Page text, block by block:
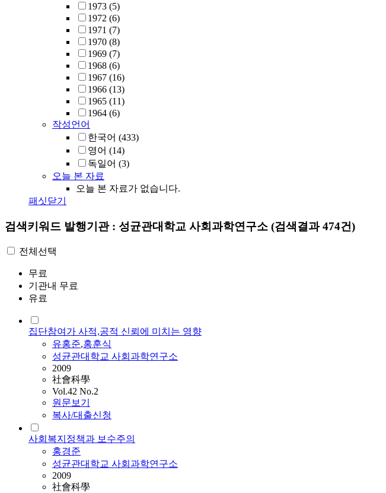
1973 (5)
1972 (6)
1971 (7)
1970 (8)
1969 (7)
1968 (6)
1967 (16)
1966 (13)
1965 (11)
1964 (6)
작성언어
한국어 (433)
영어 (14)
독일어 (3)
오늘 본 자료
오늘 본 자료가 없습니다.
패싯닫기
검색키워드 발행기관 : 성균관대학교 사회과학연구소 (검색결과 474건)
전체선택
무료
기관내 무료
유료
집단참여가 사적,공적 신뢰에 미치는 영향
유홍준,홍훈식
성균관대학교 사회과학연구소
2009
社會科學
Vol.42 No.2
원문보기
복사/대출신청
사회복지정책과 보수주의
홍경준
성균관대학교 사회과학연구소
2009
社會科學